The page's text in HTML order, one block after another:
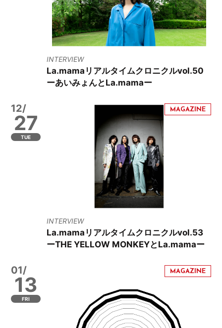
INTERVIEW
La.mamaリアルタイムクロニクルvol.50
ーあいみょんとLa.mamaー
12/
27
TUE
INTERVIEW
La.mamaリアルタイムクロニクルvol.53
ーTHE YELLOW MONKEYとLa.mamaー
01/
13
FRI